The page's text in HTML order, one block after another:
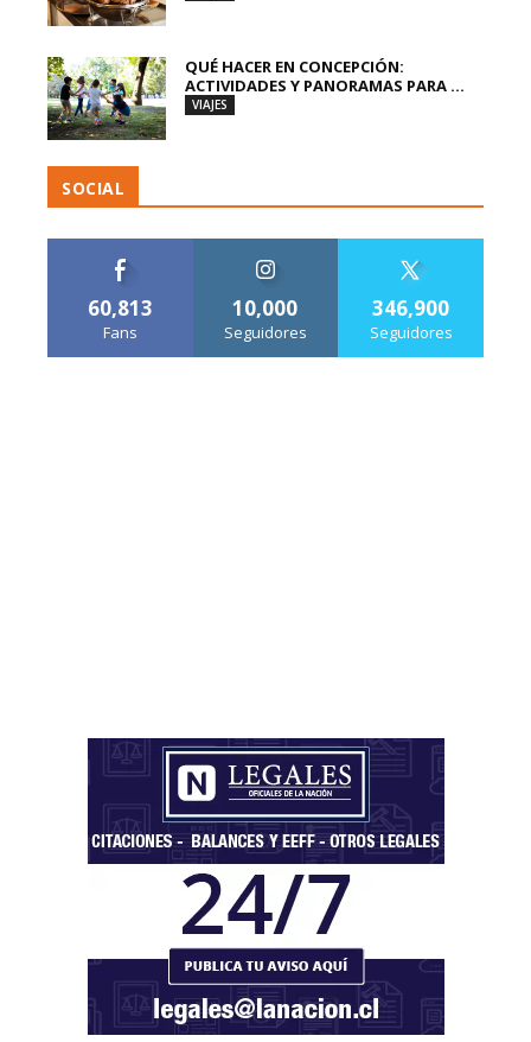
QUÉ HACER EN CONCEPCIÓN:
ACTIVIDADES Y PANORAMAS PARA ...
VIAJES
SOCIAL
60,813
Fans
10,000
Seguidores
346,900
Seguidores